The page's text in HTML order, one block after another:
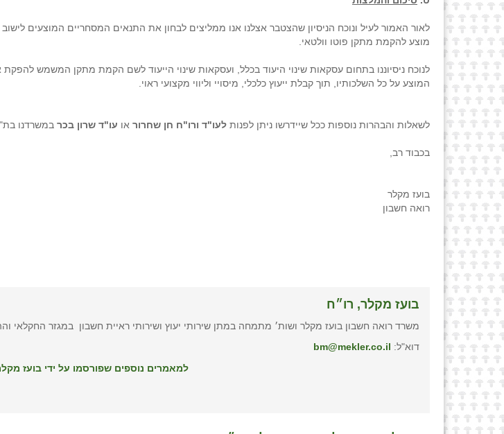
לאור האמור לעיל ונוכח הניסיון שהצטבר אצלנו אנו ממליצים לבחון את התנאים המסחריים המוצעים
מוצע להקמת מתקן פוטו וולטאי.
לנוכח ניסיוננו בתחום עסקאות שינוי היעוד בכלל, ועסקאות שינוי הייעוד לשם הקמת מתקן המשמש
המוצע על כל השלכותיו, תוך קבלת ייעוץ כלכלי, מיסויי וליווי מקצועי ראוי.
לשאלות והבהרות נוספות ככל שיידרשו ניתן לפנות לעו"ד ורו"ח חן שחרור או עו"ד שרון בכר במשרדנו
בכבוד רב,
בועז מקלר
רואה חשבון
בועז מקלר, רו״ח
משרד רואה חשבון בועז מקלר ושות׳ מתמחה במתן שירותי יעוץ ושירותי ראיית חשבון במגזר החקלאי
דוא"ל: bm@mekler.co.il
למאמרים נוספים שפורסמו על ידי בועז